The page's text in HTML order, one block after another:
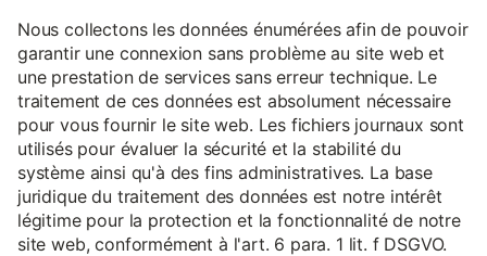
Nous collectons les données énumérées afin de pouvoir
garantir une connexion sans problème au site web et
une prestation de services sans erreur technique. Le
traitement de ces données est absolument nécessaire
pour vous fournir le site web. Les fichiers journaux sont
utilisés pour évaluer la sécurité et la stabilité du
système ainsi qu'à des fins administratives. La base
juridique du traitement des données est notre intérêt
légitime pour la protection et la fonctionnalité de notre
site web, conformément à l'art. 6 para. 1 lit. f DSGVO.